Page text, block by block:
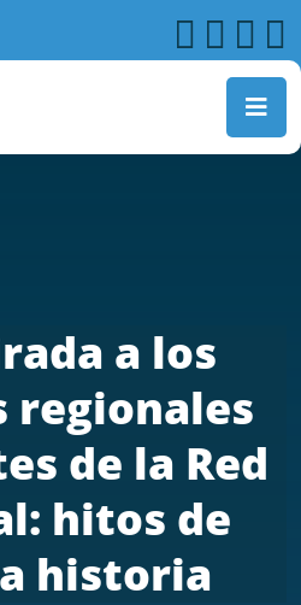
a los
regionales
de la Red
hitos de
historia